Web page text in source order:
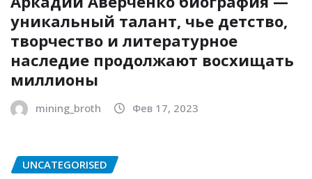
уникальный талант, чье детство,
творчество и литературное
наследие продолжают восхищать
миллионы
mining_broth Фев 17, 2023
UNCATEGORISED